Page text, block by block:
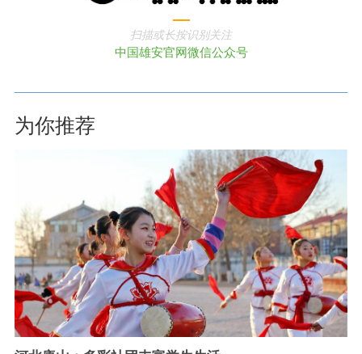
扫描或长按识别关注
中国雄安官网微信公众号
为你推荐